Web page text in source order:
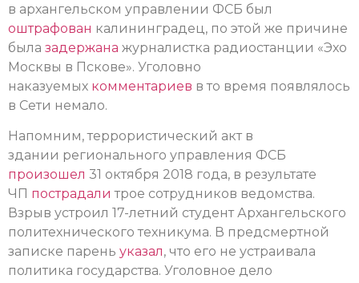
в архангельском управлении ФСБ был
оштрафован калининградец, по этой же причине
была задержана журналистка радиостанции «Эхо
Москвы в Пскове». Уголовно
наказуемых комментариев в то время появлялось
в Сети немало.
Напомним, террористический акт в
здании регионального управления ФСБ
произошел 31 октября 2018 года, в результате
ЧП пострадали трое сотрудников ведомства.
Взрыв устроил 17-летний студент Архангельского
политехнического техникума. В предсмертной
записке парень указал, что его не устраивала
политика государства. Уголовное дело